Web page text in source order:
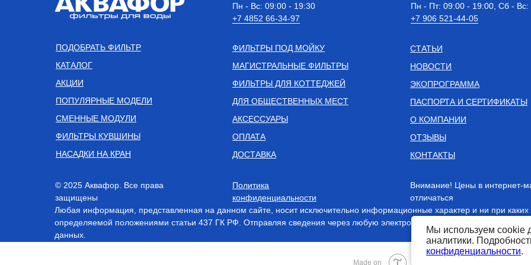
Мы используем cookie
аналитики.
конфиденциальности.
© 2025 Аквафор. Все права
защищены
Политика
конфиденциальности
КАТАЛОГ
СМЕННЫЕ МОДУЛИ
ФИЛЬТРЫ КУВШИНЫ
НАСАДКИ НА КРАН
ФИЛЬТРЫ ПОД МОЙКУ
МАГИСТРАЛЬНЫЕ ФИЛЬТРЫ
ФИЛЬТРЫ ДЛЯ КОТТЕДЖЕЙ
ДЛЯ ОБЩЕСТВЕННЫХ МЕСТ
АКСЕССУАРЫ
О КОМПАНИИ
КОНТАКТЫ
ПАСПОРТА И СЕРТИФИКАТЫ
ОПЛАТА
СТАТЬИ
Внимание! Цены в интернет-
отличаться
НОВОСТИ
Пн - Вс: 09:00 - 19:30
+7 4852 66-34-97
Пн - Пт: 09:00 - 19:00, Сб - Вс:
+7 906 521-44-05
АКЦИИ
ПОПУЛЯРНЫЕ МОДЕЛИ
ДОСТАВКА
ЭКОПРОГРАММА
ОТЗЫВЫ
Любая информация, представленная на данном сайте, носит исключительно информационные характер и ни при каких
определяемой положениями статьи 437 ГК РФ. Отправляя сведения через любую электронную форму на этом сайте,
данных.
ПОДОБРАТЬ ФИЛЬТР
Made on